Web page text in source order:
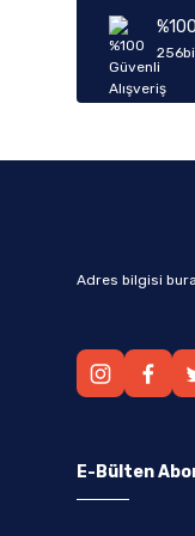
Ürün fiyatı
Bu ürüne
Adres bilgisi
E-Bülten